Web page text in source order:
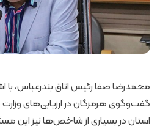
محمدرضا صفا رئیس اتاق بندرعباس، با
گفت‌وگوی هرمزگان در ارزیابی‌های
استان در بسیاری از شاخص‌ها نیز این